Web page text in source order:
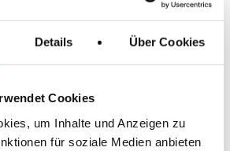
Details Über Cookies
Cookies
um Inhalte und Anzeigen zu
für soziale Medien anbieten
Kl.L*